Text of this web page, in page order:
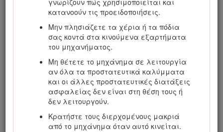
γνωρίζουν πώς χρησιμοποιείται και
κατανοούν τις προειδοποιήσεις.
Μην πλησιάζετε τα χέρια ή τα πόδια
σας κοντά στα κινούμενα εξαρτήματα
του μηχανήματος.
Μη θέτετε το μηχάνημα σε λειτουργία
αν όλα τα προστατευτικά καλύμματα
και οι άλλες προστατευτικές διατάξεις
ασφαλείας δεν είναι στη θέση τους ή
δεν λειτουργούν.
Κρατήστε τους διερχομένους μακριά
από το μηχάνημα όταν αυτό κινείται.
συντήρηση του προϊόντος σας, καθώς και για την
αποφυγή τραυματισμών και πρόκλησης ζημιών στο
προϊόν. Είστε υπεύθυνοι για τη σωστή και ασφαλή
λειτουργία του προϊόντος.
Επισκεφτείτε τη διεύθυνση www.Toro.com για
εκπαιδευτικό υλικό σχετικά με την ασφάλεια και τη
λειτουργία των προϊόντων ή πληροφορίες για
παρελκόμενα, ή για να βρείτε τον πλησιέστερο
αντιπρόσωπο και να καταχωρίσετε το προϊόν σας.
Για σέρβις, γνήσια ανταλλακτικά Toro ή πρόσθετες
πληροφορίες μπορείτε να επικοινωνείτε με έναν
εξουσιοδοτημένο αντιπρόσωπο σέρβις ή την